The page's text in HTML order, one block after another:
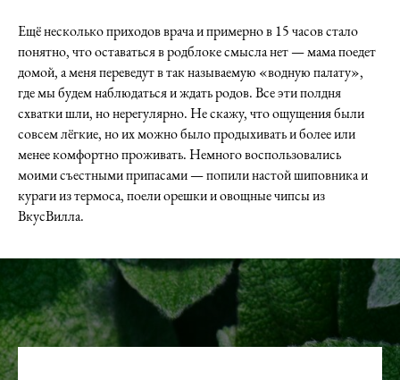
Ещё несколько приходов врача и примерно в 15 часов стало
понятно, что оставаться в родблоке смысла нет — мама поедет
домой, а меня переведут в так называемую «водную палату»,
где мы будем наблюдаться и ждать родов. Все эти полдня
схватки шли, но нерегулярно. Не скажу, что ощущения были
совсем лёгкие, но их можно было продыхивать и более или
менее комфортно проживать. Немного воспользовались
моими съестными припасами — попили настой шиповника и
кураги из термоса, поели орешки и овощные чипсы из
ВкусВилла.